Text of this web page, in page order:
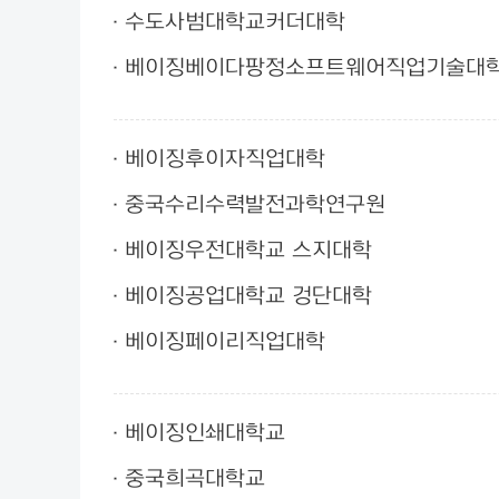
수도사범대학교커더대학
베이징베이다팡정소프트웨어직업기술대
베이징후이자직업대학
중국수리수력발전과학연구원
베이징우전대학교 스지대학
베이징공업대학교 겅단대학
베이징페이리직업대학
베이징인쇄대학교
중국희곡대학교